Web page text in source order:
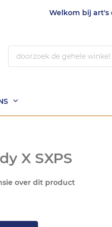
Welkom bij art's
X SXPS
over dit product